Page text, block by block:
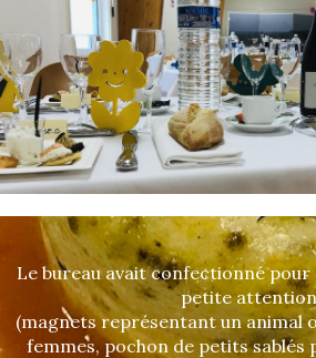
Le bureau avait confectionné pour
petite attention
(magnets représentant un animal
femmes, pochon de petits sablés